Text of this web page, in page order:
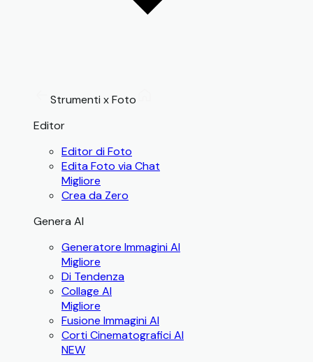
Strumenti x Foto
Editor
Editor di Foto
Edita Foto via Chat
Migliore
Crea da Zero
Genera AI
Generatore Immagini AI
Migliore
Di Tendenza
Collage AI
Migliore
Fusione Immagini AI
Corti Cinematografici AI
NEW